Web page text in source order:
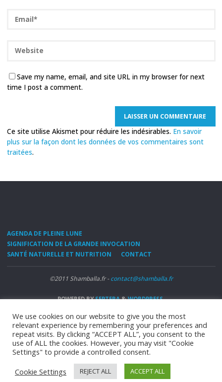
Save my name, email, and site URL in my browser for next
time I post a comment.
Ce site utilise Akismet pour réduire les indésirables. En savoir
plus sur la façon dont les données de vos commentaires sont
traitées.
AGENDA DE PLEINE LUNE
SIGNIFICATION DE LA GRANDE INVOCATION
SANTÉ NATURELLE ET NUTRITION
CONTACT
©2011 Shamballa.fr -contact@shamballa.fr
POWERED BYSEPTERA&WORDPRESS.
We use cookies on our website to give you the most
relevant experience by remembering your preferences and
repeat visits. By clicking “ACCEPT ALL”, you consent to the
use of ALL the cookies. However, you may visit "Cookie
Settings" to provide a controlled consent.
Cookie Settings
REJECT ALL ACCEPT ALL